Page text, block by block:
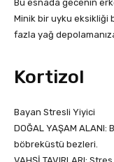
Bu esnada gecenin
Minik bir uyku eksikliği
fazla yağ
Kortizol
Bayan Stresli Yiyici
DOĞAL YAŞAM
böbreküstü bezleri.